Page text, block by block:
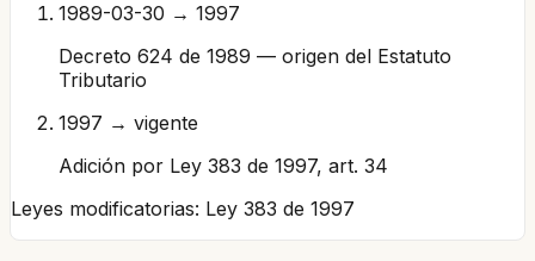
1989-03-30 → 1997
Decreto 624 de 1989 — origen del Estatuto
Tributario
1997 → vigente
Adición por Ley 383 de 1997, art. 34
Leyes modificatorias: Ley 383 de 1997